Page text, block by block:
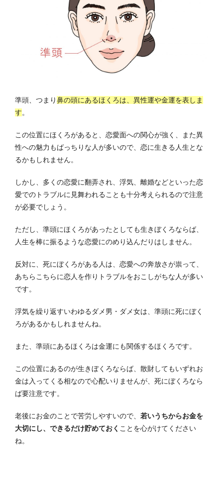
準頭、つまり鼻の頭にあるほくろは、異性運や金運を表しま
す。
この位置にほくろがあると、恋愛面への関心が強く、また異
性への魅力もばっちりな人が多いので、恋に生きる人生とな
るかもしれません。
しかし、多くの恋愛に翻弄され、浮気、離婚などといった恋
愛でのトラブルに見舞われることも十分考えられるので注意
が必要でしょう。
ただし、準頭にほくろがあったとしても生きぼくろならば、
人生を棒に振るような恋愛にのめり込んだりはしません。
反対に、死にぼくろがある人は、恋愛への奔放さが祟って、
あちらこちらに恋人を作りトラブルをおこしがちな人が多い
です。
浮気を繰り返すいわゆるダメ男・ダメ女は、準頭に死にぼく
ろがあるかもしれませんね。
また、準頭にあるほくろは金運にも関係するほくろです。
この位置にあるのが生きぼくろならば、散財してもいずれお
金は入ってくる相なので心配いりませんが、死にぼくろなら
ば要注意です。
老後にお金のことで苦労しやすいので、 若いうちからお金を
大切にし、できるだけ貯めておく ことを心がけてください
ね。